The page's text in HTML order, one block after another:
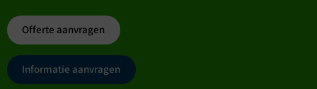
Offerte aanvragen
Informatie aanvragen